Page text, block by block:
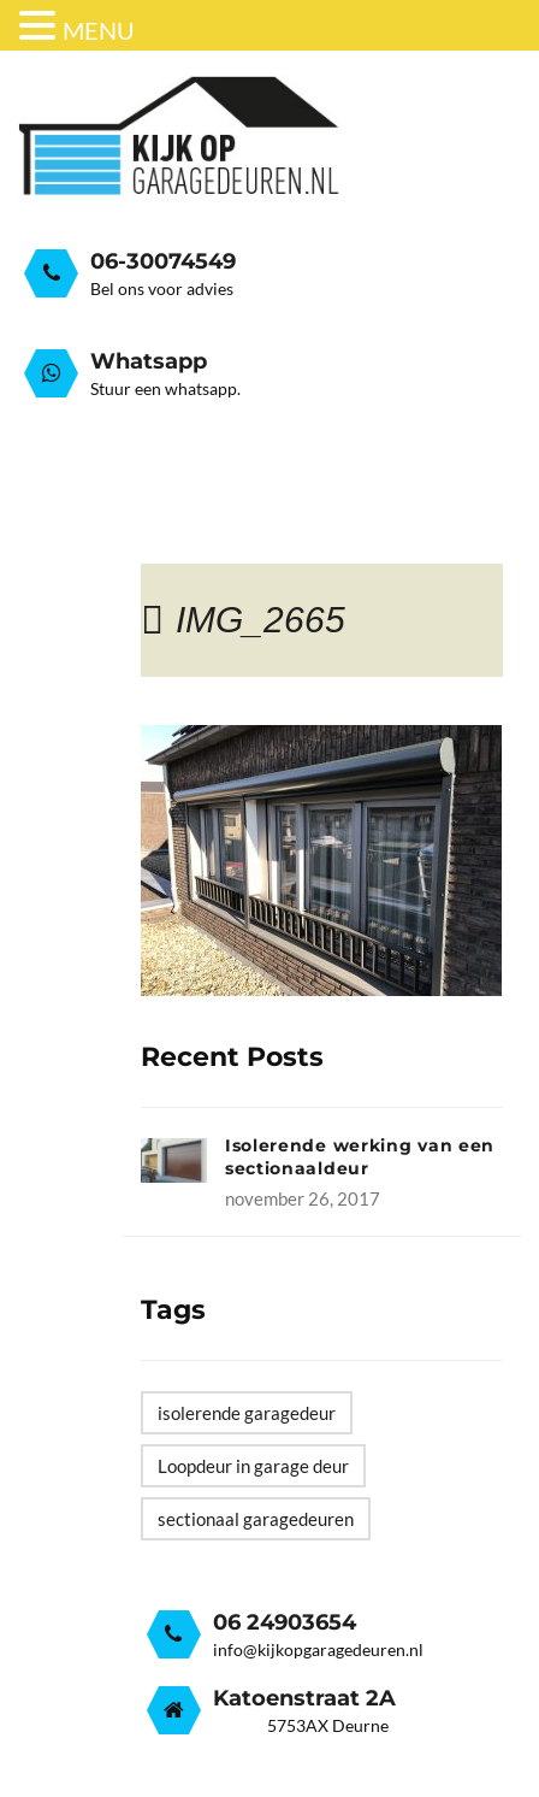
GRATIS ADVIESGESPREK
OVER ONS
GARAGEDEUREN
STALEN GARAGE KANTELDEUREN
06-30074549
Bel ons voor advies
Whatsapp
Stuur een whatsapp.
IMG_2665
Recent Posts
Isolerende werking van een
sectionaaldeur
november 26, 2017
Tags
isolerende garagedeur
Loopdeur in garage deur
sectionaal garagedeuren
06 24903654
info@kijkopgaragedeuren.nl
Katoenstraat 2A
5753AX Deurne
MENU